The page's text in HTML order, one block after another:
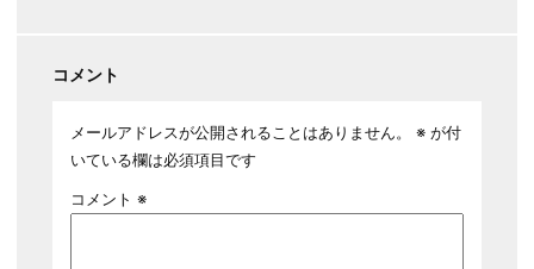
コメント
メールアドレスが公開されることはありません。 ※が付
いている欄は必須項目です
コメント ※